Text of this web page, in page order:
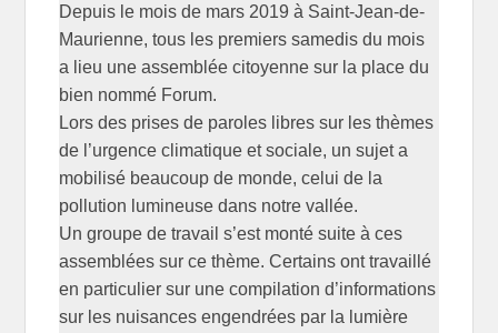
Depuis le mois de mars 2019 à Saint-Jean-de-
Maurienne, tous les premiers samedis du mois
a lieu une assemblée citoyenne sur la place du
bien nommé Forum.
Lors des prises de paroles libres sur les thèmes
de l’urgence climatique et sociale, un sujet a
mobilisé beaucoup de monde, celui de la
pollution lumineuse dans notre vallée.
Un groupe de travail s’est monté suite à ces
assemblées sur ce thème. Certains ont travaillé
en particulier sur une compilation d’informations
sur les nuisances engendrées par la lumière